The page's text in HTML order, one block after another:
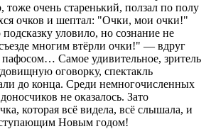
очень старенький, ползал по полу
очков и шептал:
Очки, мои очки!
подсказку уловило, но сознание не
многим втёрли очки!
— вдруг
Самое удивительное, зритель
оговорку, спектакль
до конца. Среди немногочисленных
не оказалось. Зато
которая всё видела, всё слышала, и
Новым годом!